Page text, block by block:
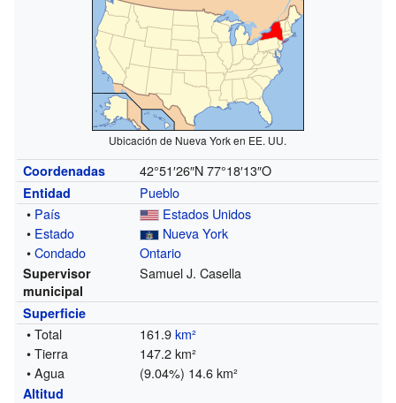
Ubicación de Nueva York en EE. UU.
Coordenadas 42°51′26″N 77°18′13″O
Entidad
Pueblo
• País
Estados Unidos
• Estado
Nueva York
•Condado Ontario
Supervisor
municipal
Samuel J. Casella
Superficie
• Total 161.9km²
• Tierra
147.2 km²
• Agua
(9.04%) 14.6 km²
Altitud